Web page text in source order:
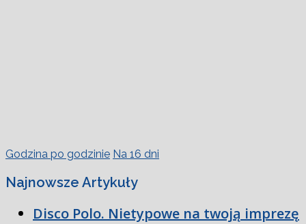
Godzina po godzinie Na 16 dni
Najnowsze Artykuły
Disco Polo. Nietypowe na twoją imprezę